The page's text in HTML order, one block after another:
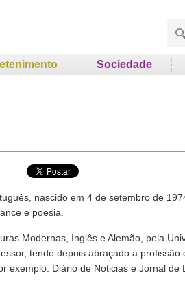
Sociedade
nascido em 4 de setembro de
e poesia.
Modernas, Inglês e Alemão, pela
tendo depois abraçado a profissão
exemplo: Diário de Noticias e Jornal de